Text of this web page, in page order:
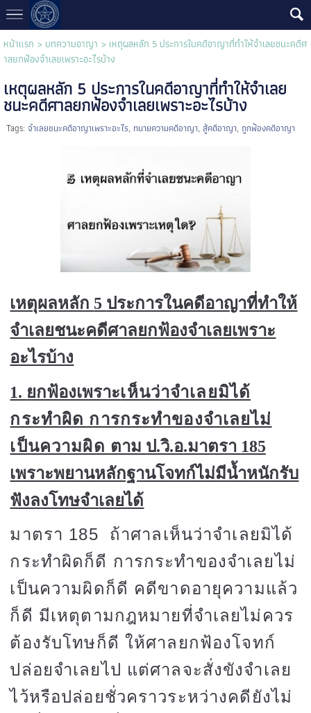
หน้าแรก > บทความอาญา > เหตุผลหลัก 5 ประการในคดีอาญาที่ทำให้จำเลยชนะคดีศ
าลยกฟ้องจำเลยเพราะอะไรบ้าง
เหตุผลหลัก 5 ประการในคดีอาญาที่ทำให้จำเลย
ชนะคดีศาลยกฟ้องจำเลยเพราะอะไรบ้าง
Tags: จำเลยชนะคดีอาญาเพราะอะไร, ทนายความคดีอาญา,สู้คดีอาญา,ถูกฟ้องคดีอาญา
เหตุผลหลัก 5 ประการในคดีอาญาที่ทำให้
จำเลยชนะคดีศาลยกฟ้องจำเลยเพราะ
อะไรบ้าง
1. ยกฟ้องเพราะเห็นว่าจำเลยมิได้
กระทำผิด การกระทำของจำเลยไม่
เป็นความผิด ตาม ป.วิ.อ.มาตรา 185
เพราะพยานหลักฐานโจทก์ไม่มีน้ำหนักรับ
ฟังลงโทษจำเลยได้
มาตรา 185 ถ้าศาลเห็นว่าจำเลยมิได้
กระทำผิดก็ดี การกระทำของจำเลยไม่
เป็นความผิดก็ดี คดีขาดอายุความแล้ว
ก็ดี มีเหตุตามกฎหมายที่จำเลยไม่ควร
ต้องรับโทษก็ดี ให้ศาลยกฟ้องโจทก์
ปล่อยจำเลยไป แต่ศาลจะสั่งขังจำเลย
ไว้หรือปล่อยชั่วคราวระหว่างคดียังไม่